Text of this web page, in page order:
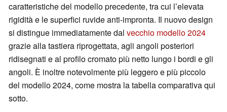
caratteristiche del modello precedente, tra cui l’elevata
rigidità e le superfici ruvide anti-impronta. Il nuovo design
si distingue immediatamente dal vecchio modello 2024
grazie alla tastiera riprogettata, agli angoli posteriori
ridisegnati e al profilo cromato più netto lungo i bordi e gli
angoli. È inoltre notevolmente più leggero e più piccolo
del modello 2024, come mostra la tabella comparativa qui
sotto.